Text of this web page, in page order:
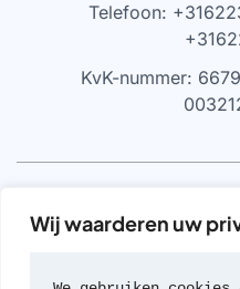
Wij waarderen uw
Telefoon:
KvK-nummer:
gekocht bij